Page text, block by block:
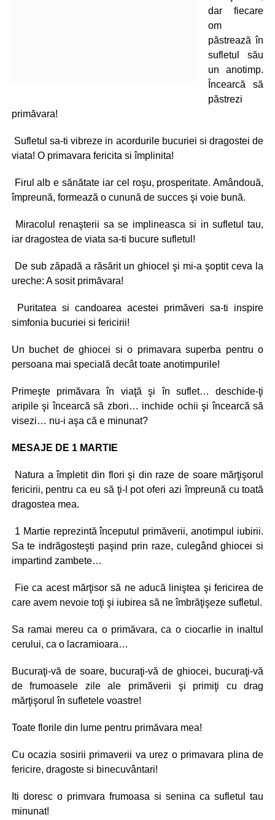
dar fiecare
om
păstrează în
sufletul său
un anotimp.
Încearcă să
păstrezi
primăvara!
Sufletul sa-ti vibreze in acordurile bucuriei si dragostei de
viata! O primavara fericita si împlinita!
Firul alb e sănătate iar cel roşu, prosperitate. Amândouă,
împreună, formează o cunună de succes şi voie bună.
Miracolul renaşterii sa se implineasca si in sufletul tau,
iar dragostea de viata sa-ti bucure sufletul!
De sub zăpadă a răsărit un ghiocel şi mi-a şoptit ceva la
ureche: A sosit primăvara!
Puritatea si candoarea acestei primăveri sa-ti inspire
simfonia bucuriei si fericirii!
Un buchet de ghiocei si o primavara superba pentru o
persoana mai specială decât toate anotimpurile!
Primeşte primăvara în viaţă şi în suflet… deschide-ţi
aripile şi încearcă să zbori… inchide ochii şi încearcă să
visezi… nu-i aşa că e minunat?
MESAJE DE 1 MARTIE
Natura a împletit din flori şi din raze de soare mărţişorul
fericirii, pentru ca eu să ţi-l pot oferi azi împreună cu toată
dragostea mea.
1 Martie reprezintă începutul primăverii, anotimpul iubirii.
Sa te indrăgosteşti paşind prin raze, culegând ghiocei si
impartind zambete…
Fie ca acest mărţisor să ne aducă liniştea şi fericirea de
care avem nevoie toţi şi iubirea să ne îmbrăţişeze sufletul.
Sa ramai mereu ca o primăvara, ca o ciocarlie in inaltul
cerului, ca o lacramioara…
Bucuraţi-vă de soare, bucuraţi-vă de ghiocei, bucuraţi-vă
de frumoasele zile ale primăverii şi primiţi cu drag
mărţişorul în sufletele voastre!
Toate florile din lume pentru primăvara mea!
Cu ocazia sosirii primaverii va urez o primavara plina de
fericire, dragoste si binecuvântari!
Iti doresc o primvara frumoasa si senina ca sufletul tau
minunat!